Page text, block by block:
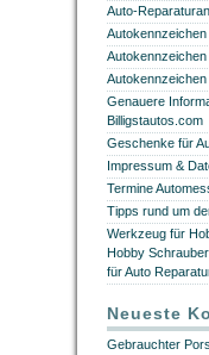
Auto-
Autokennzeichen
Genauere
Billigstautos.com
Geschenke für
Impressum &
Termine
Tipps rund um
Werkzeug für
Hobby
für Auto
Neueste
Gebrauchter